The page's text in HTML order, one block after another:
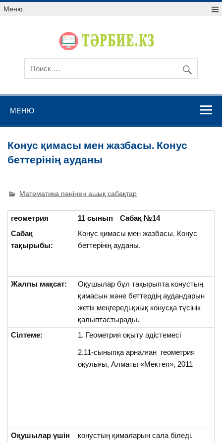
Меню
МЕНЮ
Конус қимасы мен жазбасы. Конус
беттерінің ауданы
Математика пәнінен ашық сабақтар
геометрия 11 сынып
Сабақ №14
Сабақ
тақырыбы:
Конус қимасы мен жазбасы. Конус
беттерінің ауданы.
Жалпы мақсат:
Оқушылар бұл тақырыпта конустың
қимасын және беттердің аудандарын
жетік меңгереді.қиық конусқа түсінік
қалыптастырады.
Сілтеме:
1. Геометрия оқыту әдістемесі
2.11-сыныпқа арналған геометрия
оқулығы, Алматы «Мектеп», 2011
Оқушылар үшін
конустың қималарын сала біледі.